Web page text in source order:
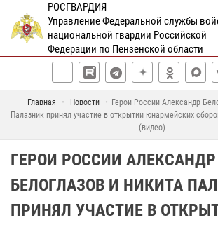
РОСГВАРДИЯ
Управление Федеральной службы
национальной гвардии Российской
Федерации по Пензенской области
Главная Новости
Герои России Александр
Палазник принял участие в открытии юнармейских
(видео)
ГЕРОИ РОССИИ АЛЕКСАНДР
БЕЛОГЛАЗОВ И НИКИТА
ПРИНЯЛ УЧАСТИЕ В